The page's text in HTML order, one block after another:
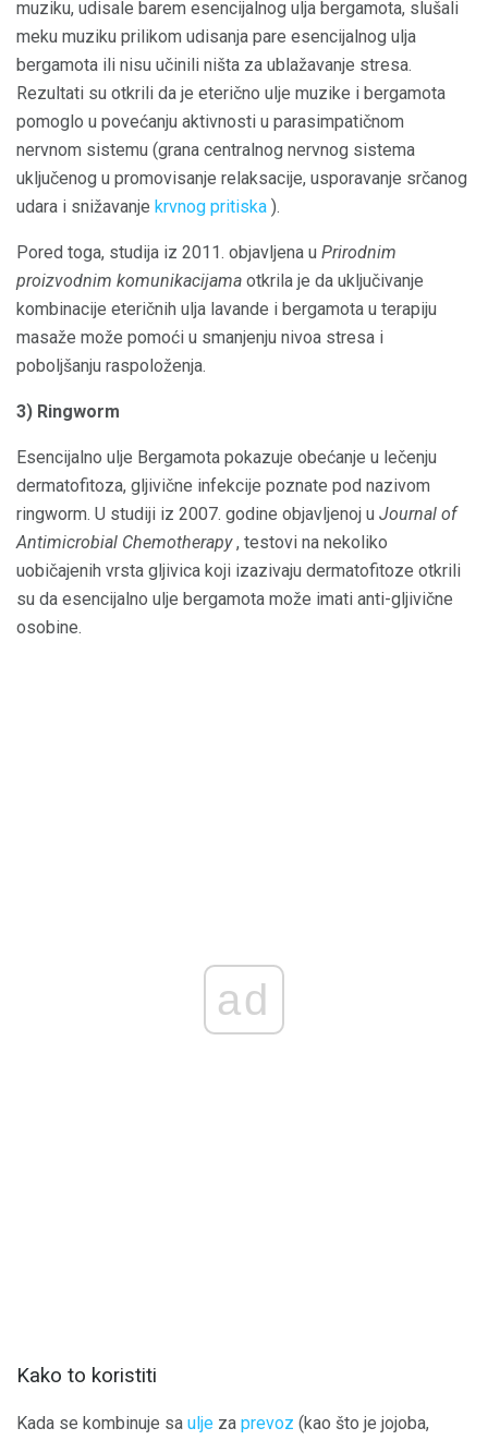
muziku, udisale barem esencijalnog ulja bergamota, slušali
meku muziku prilikom udisanja pare esencijalnog ulja
bergamota ili nisu učinili ništa za ublažavanje stresa.
Rezultati su otkrili da je eterično ulje muzike i bergamota
pomoglo u povećanju aktivnosti u parasimpatičnom
nervnom sistemu (grana centralnog nervnog sistema
uključenog u promovisanje relaksacije, usporavanje srčanog
udara i snižavanje krvnog pritiska ).
Pored toga, studija iz 2011. objavljena u Prirodnim
proizvodnim komunikacijama otkrila je da uključivanje
kombinacije eteričnih ulja lavande i bergamota u terapiju
masaže može pomoći u smanjenju nivoa stresa i
poboljšanju raspoloženja.
3) Ringworm
Esencijalno ulje Bergamota pokazuje obećanje u lečenju
dermatofitoza, gljivične infekcije poznate pod nazivom
ringworm. U studiji iz 2007. godine objavljenoj u Journal of
Antimicrobial Chemotherapy, testovi na nekoliko
uobičajenih vrsta gljivica koji izazivaju dermatofitoze otkrili
su da esencijalno ulje bergamota može imati anti-gljivične
osobine.
ad
Kako to koristiti
Kada se kombinuje sa ulje za prevoz (kao što je jojoba,